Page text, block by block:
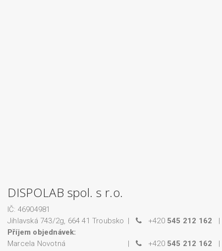
DISPOLAB spol. s r.o.
IČ: 46904981
Jihlavská 743/2g, 664 41 Troubsko | +420 545 212 162
Příjem objednávek:
Marcela Novotná
| +420 545 212 162